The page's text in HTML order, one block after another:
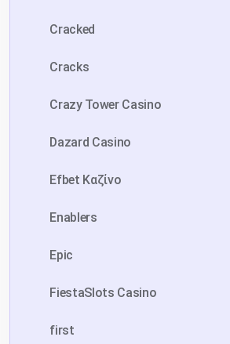
Cracked
Cracks
Crazy Tower Сasino
Dazard Casino
Efbet Καζίνο
Enablers
Epic
FiestaSlots Casino
first